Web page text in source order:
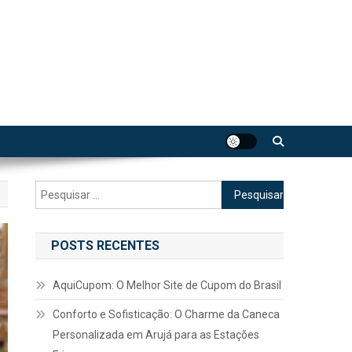
Pesquisar
por:
POSTS RECENTES
AquiCupom: O Melhor Site de Cupom do Brasil
Conforto e Sofisticação: O Charme da Caneca
Personalizada em Arujá para as Estações